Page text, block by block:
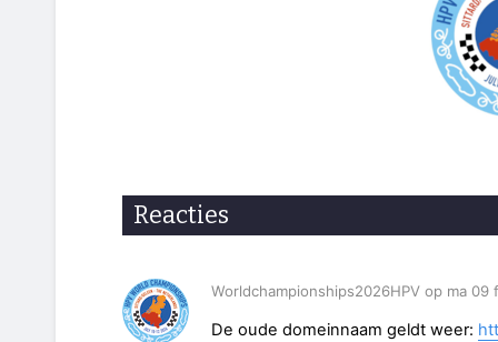
Reacties
Worldchampionships2026HPV op ma 09
De oude domeinnaam geldt weer: